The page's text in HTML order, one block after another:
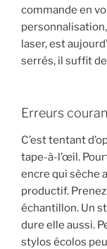
commande en
laser, est
serrés, il suffit
Erreurs
C’est tentant
tape-à-l’œil.
encre qui sèche
productif.
échantillon. Un
dure elle aussi.
stylos écolos